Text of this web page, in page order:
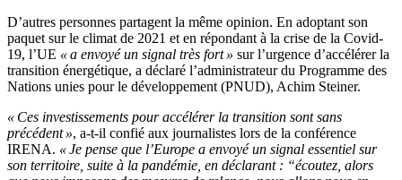
D’autres personnes partagent la même opinion. En adoptant son
paquet sur le climat de 2021 et en répondant à la crise de la Covid-
19, l’UE « a envoyé un signal très fort » sur l’urgence d’accélérer la
transition énergétique, a déclaré l’administrateur du Programme des
Nations unies pour le développement (PNUD), Achim Steiner.
« Ces investissements pour accélérer la transition sont sans
précédent », a-t-il confié aux journalistes lors de la conférence
IRENA. « Je pense que l’Europe a envoyé un signal essentiel sur
son territoire, suite à la pandémie, en déclarant : “écoutez, alors